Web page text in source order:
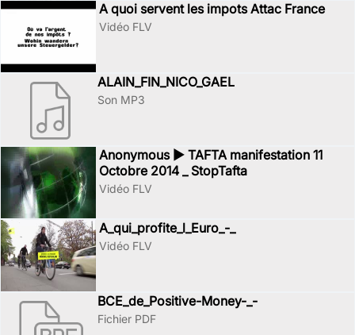
A quoi servent les impots Attac France
Vidéo FLV
ALAIN_FIN_NICO_GAEL
Son MP3
Anonymous ► TAFTA manifestation 11
Octobre 2014 _ StopTafta
Vidéo FLV
A_qui_profite_l_Euro_-_
Vidéo FLV
BCE_de_Positive-Money-_-
Fichier PDF